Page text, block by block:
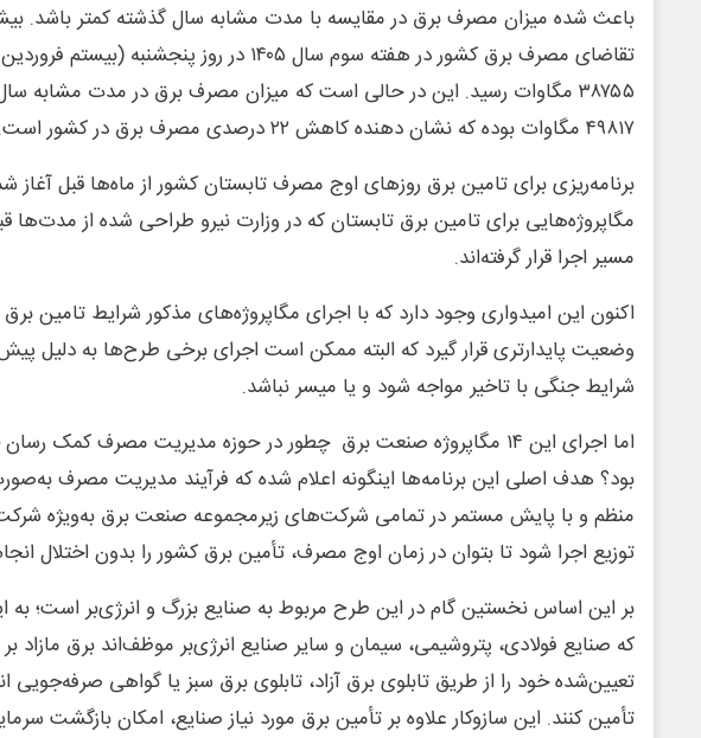
باعث شده میزان مصرف برق در مقایسه با مدت مشابه سال گذشته کمتر باشد.
تقاضای مصرف برق کشور در هفته سوم سال ۱۴۰۵ در روز پنجشنبه
۳۸۷۵۵ مگاوات رسید. این در حالی است که میزان مصرف برق در مدت مشابه
۴۹۸۱۷ مگاوات بوده که نشان دهنده کاهش ۲۲ درصدی مصرف برق در کشور است.
برنامه‌ریزی برای تامین برق روزهای اوج مصرف تابستان کشور از ماه‌ها قبل آغاز
مگاپروژه‌هایی برای تامین برق تابستان که در وزارت نیرو طراحی شده از مدت‌ها
مسیر اجرا قرار گرفته‌اند.
اکنون این امیدواری وجود دارد که با اجرای مگاپروژه‌های مذکور شرایط تامین برق
وضعیت پایدارتری قرار گیرد که البته ممکن است اجرای برخی طرح‌ها به دلیل
شرایط جنگی با تاخیر مواجه شود و یا میسر نباشد.
اما اجرای این ۱۴ مگاپروژه صنعت برق چطور در حوزه مدیریت مصرف کمک
بود؟ هدف اصلی این برنامه‌ها اینگونه اعلام شده که فرآیند مدیریت مصرف
منظم و با پایش مستمر در تمامی شرکت‌های زیرمجموعه صنعت برق به‌ویژه
توزیع اجرا شود تا بتوان در زمان اوج مصرف، تأمین برق کشور را بدون اختلال
بر این اساس نخستین گام در این طرح مربوط به صنایع بزرگ و انرژی‌بر است؛
که صنایع فولادی، پتروشیمی، سیمان و سایر صنایع انرژی‌بر موظف‌اند برق مازاد
تعیین‌شده خود را از طریق تابلوی برق آزاد، تابلوی برق سبز یا گواهی صرفه‌جویی
تأمین کنند. این سازوکار علاوه بر تأمین برق مورد نیاز صنایع، امکان بازگشت